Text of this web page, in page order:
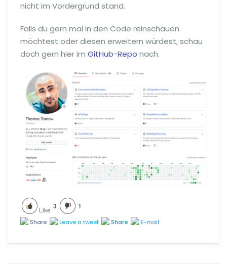
nicht im Vordergrund stand.
Falls du gern mal in den Code reinschauen
möchtest oder diesen erweitern würdest, schau
doch gern hier im GitHub-Repo nach.
Like 3 1
Share Leave a tweet Share E-mail